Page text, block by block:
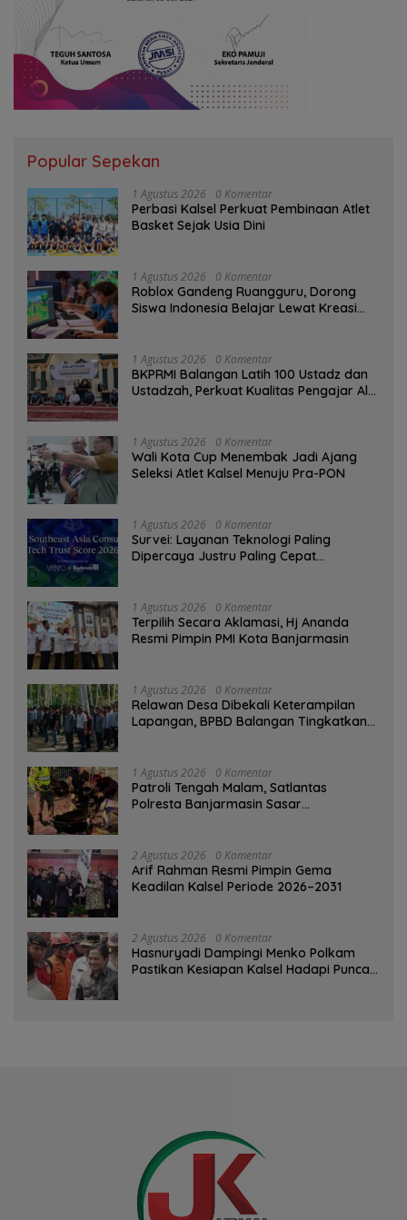
Popular Sepekan
1 Agustus 2026 0 Komentar
Perbasi Kalsel Perkuat Pembinaan Atlet
Basket Sejak Usia Dini
1 Agustus 2026 0 Komentar
Roblox Gandeng Ruangguru, Dorong
Siswa Indonesia Belajar Lewat Kreasi
1 Agustus 2026 0 Komentar
BKPRMI Balangan Latih 100 Ustadz dan
Ustadzah, Perkuat Kualitas Pengajar Al-
1 Agustus 2026 0 Komentar
Wali Kota Cup Menembak Jadi Ajang
Seleksi Atlet Kalsel Menuju Pra-PON
1 Agustus 2026 0 Komentar
Survei: Layanan Teknologi Paling
Dipercaya Justru Paling Cepat
1 Agustus 2026 0 Komentar
‎Terpilih Secara Aklamasi, Hj Ananda
Resmi Pimpin PMI Kota Banjarmasin
1 Agustus 2026 0 Komentar
Relawan Desa Dibekali Keterampilan
Lapangan, BPBD Balangan Tingkatkan
1 Agustus 2026 0 Komentar
Patroli Tengah Malam, Satlantas
Polresta Banjarmasin Sasar
2 Agustus 2026 0 Komentar
Arif Rahman Resmi Pimpin Gema
Keadilan Kalsel Periode 2026–2031
2 Agustus 2026 0 Komentar
Hasnuryadi Dampingi Menko Polkam
Pastikan Kesiapan Kalsel Hadapi Puncak